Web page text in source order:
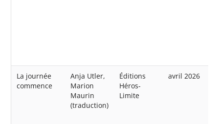
La journée
commence
Anja Utler,
Marion
Maurin
(traduction)
Éditions
Héros-
Limite
avril 2026